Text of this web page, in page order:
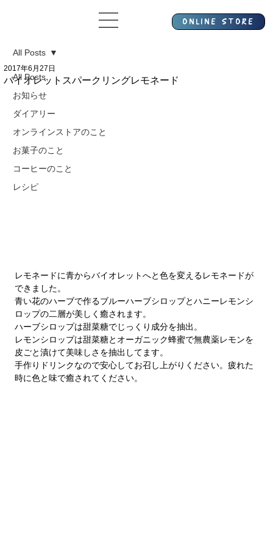
All Posts
お知らせ
ダイアリー
オンラインストアのこと
お菓子のこと
コーヒーのこと
レシピ
All Posts
バイオレットスパークリングレモネード
2017年6月27日
レモネードに青からバイオレットへと色を変えるレモネードが
できました。
青い花のハーブで作るブルーハーブシロップとハニーレモンシ
ロップの二層が美しく癒されます。
ハーブシロップは甜菜糖でじっくり成分を抽出。
レモンシロップは甜菜糖とオーガニック蜂蜜で無農薬レモンを
皮ごと漬けて美味しさを抽出してます。
手作りドリンクなので安心してお召し上がりください。疲れた
時に色と味で癒されてください。